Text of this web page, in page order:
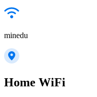
minedu
Home WiFi